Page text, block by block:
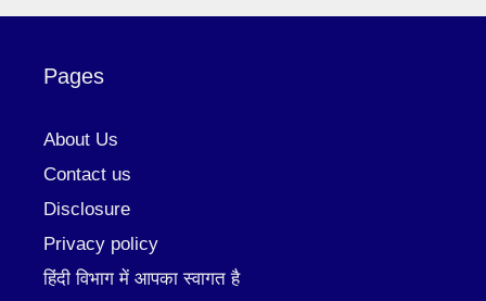
Pages
About Us
Contact us
Disclosure
Privacy policy
हिंदी विभाग में आपका स्वागत है